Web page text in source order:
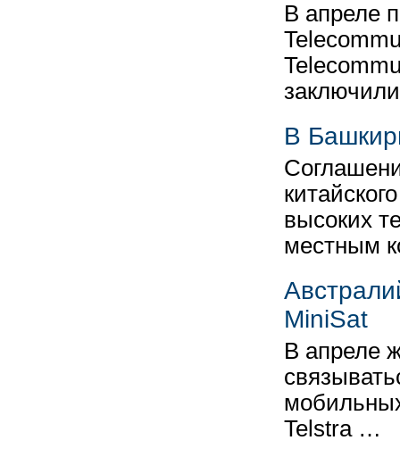
В апреле
В
высоких
местным
MiniSat
В апреле
Telstra …